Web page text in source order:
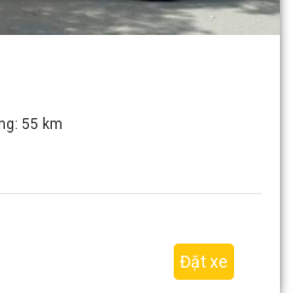
55 km
Đặt xe